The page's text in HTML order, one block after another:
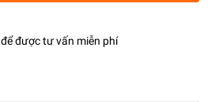
để được tư vấn miễn phí